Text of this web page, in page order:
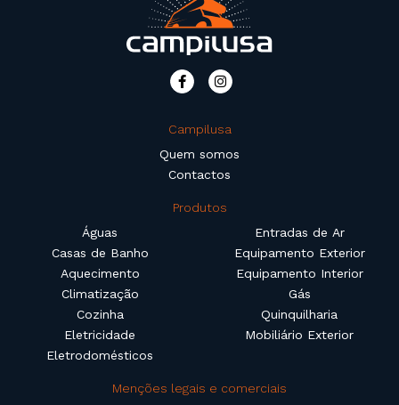
Campilusa
Quem somos
Contactos
Produtos
Águas
Casas de Banho
Aquecimento
Climatização
Cozinha
Eletricidade
Eletrodomésticos
Entradas de Ar
Equipamento Exterior
Equipamento Interior
Gás
Quinquilharia
Mobiliário Exterior
Menções legais e comerciais